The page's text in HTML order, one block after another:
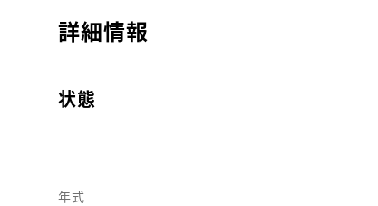
詳細情報
状態
年式